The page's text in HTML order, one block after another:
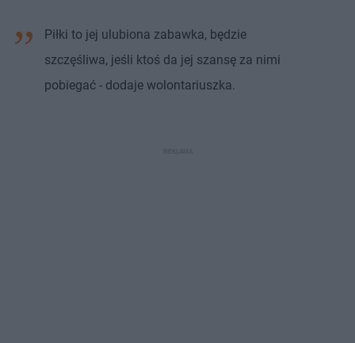
Piłki to jej ulubiona zabawka, będzie
szczęśliwa, jeśli ktoś da jej szansę za nimi
pobiegać - dodaje wolontariuszka.